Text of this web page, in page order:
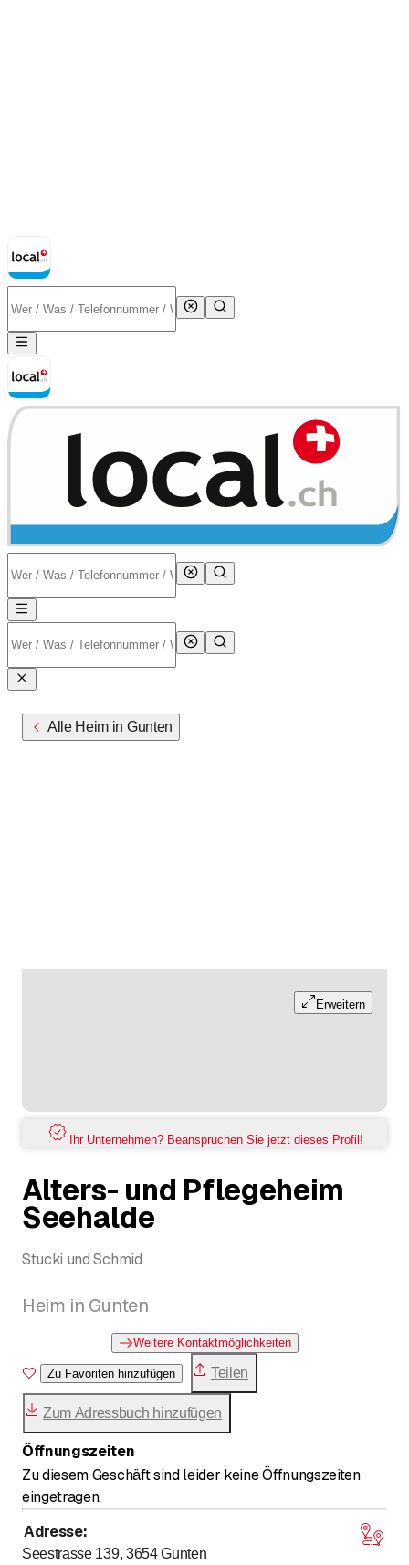
Alle Heim in Gunten
Erweitern
Ihr Unternehmen? Beanspruchen Sie jetzt dieses Profil!
Alters- und Pflegeheim
Seehalde
Stucki und Schmid
Heim in Gunten
Weitere Kontaktmöglichkeiten
Zu Favoriten hinzufügen Teilen
Zum Adressbuch hinzufügen
Öffnungszeiten
Zu diesem Geschäft sind leider keine Öffnungszeiten
eingetragen.
Adresse:
Seestrasse 139, 3654 Gunten